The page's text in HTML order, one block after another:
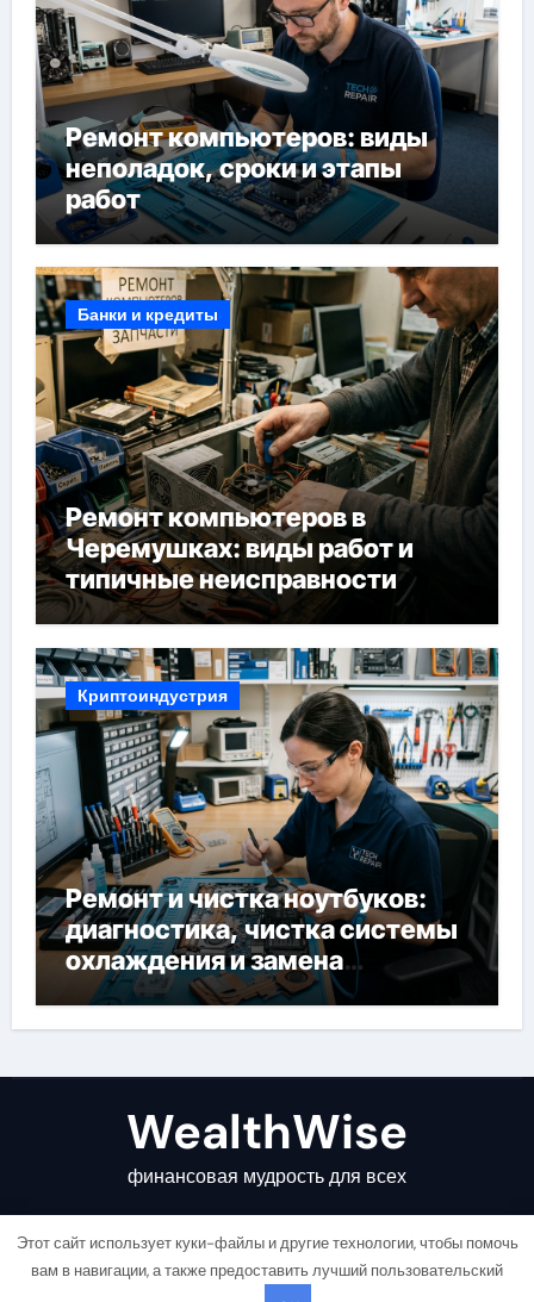
Ремонт компьютеров: виды
неполадок, сроки и этапы
работ
Банки и кредиты
Ремонт компьютеров в
Черемушках: виды работ и
типичные неисправности
Криптоиндустрия
Ремонт и чистка ноутбуков:
диагностика, чистка системы
охлаждения и замена
компонентов
WealthWise
финансовая мудрость для всех
Этот сайт использует куки-файлы и другие технологии, чтобы помочь
вам в навигации, а также предоставить лучший пользовательский